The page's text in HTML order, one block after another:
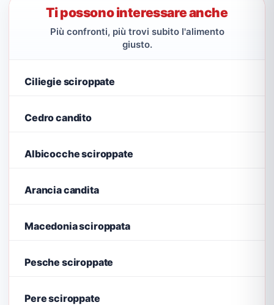
Ti possono interessare anche
Più confronti, più trovi subito l'alimento
giusto.
Ciliegie sciroppate
Cedro candito
Albicocche sciroppate
Arancia candita
Macedonia sciroppata
Pesche sciroppate
Pere sciroppate